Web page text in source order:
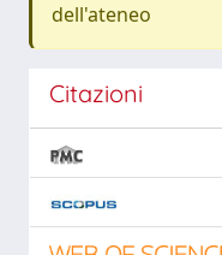
dell'ateneo
Citazioni